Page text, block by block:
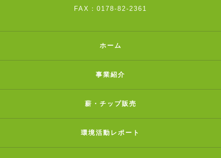
FAX：0178-82-2361
ホーム
事業紹介
薪・チップ販売
環境活動レポート